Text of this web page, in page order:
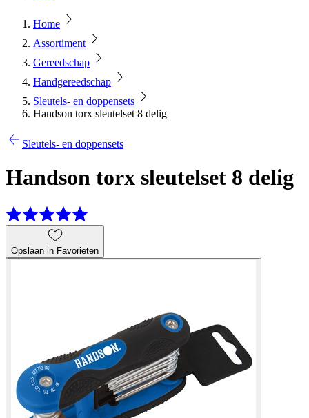
Home
Assortiment
Gereedschap
Handgereedschap
Sleutels- en doppensets
Handson torx sleutelset 8 delig
Sleutels- en doppensets
Handson torx sleutelset 8 delig
Opslaan in Favorieten